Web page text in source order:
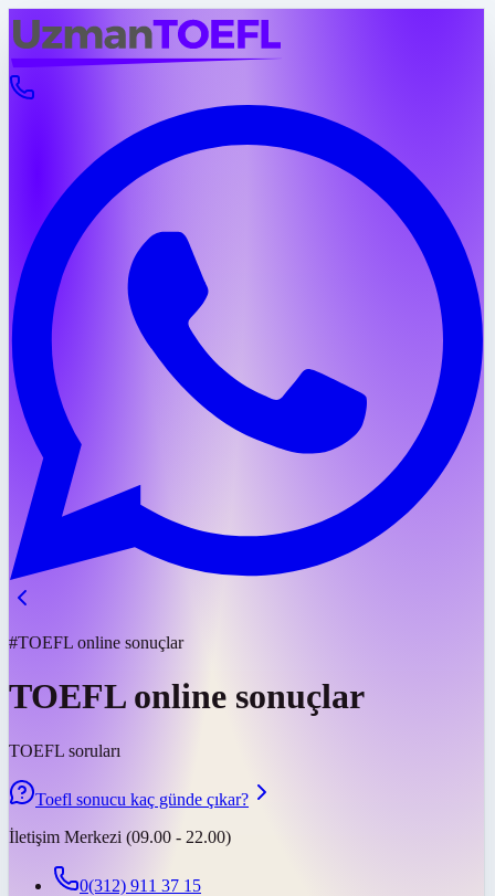
#TOEFL online sonuçlar
TOEFL online sonuçlar
TOEFL soruları
Toefl sonucu kaç günde çıkar?
İletişim Merkezi (09.00 - 22.00)
0(312) 911 37 15